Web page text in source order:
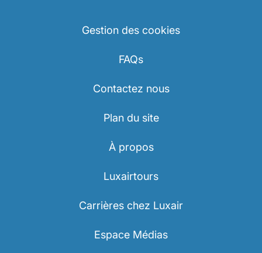
Gestion des cookies
FAQs
Contactez nous
Plan du site
À propos
Luxairtours
Carrières chez Luxair
Espace Médias